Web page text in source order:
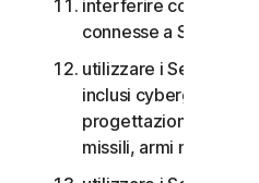
interferire con o
connesse a Software
utilizzare i Servizi per
inclusi cyberguerra,
progettazione,
missili, armi nucleari,